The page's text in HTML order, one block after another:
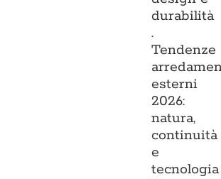
durabilità
.
Tendenze
esterni
2026:
natura,
continuità
e
tecnologia